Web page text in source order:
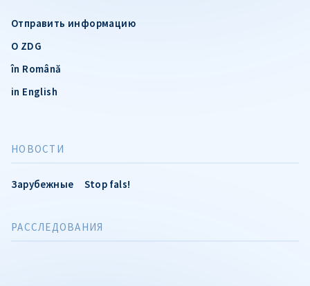
Отправить информацию
О ZDG
în Română
in English
НОВОСТИ
Зарубежные Stop fals!
РАССЛЕДОВАНИЯ